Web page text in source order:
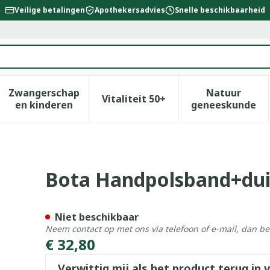
Veilige betalingen Apothekersadvies Snelle beschikbaarheid
verzorging en hygiëne categorie
voor Dieet, voeding en vitamines categorie
Zwangerschap
en kinderenToon submenu voor Zwangerschap en
Vitaliteit 50+Toon submenu voor
Natuur
geneeskunde
Toon
White N5
Bota
€ 32,80
Niet beschikbaar
Neem contact op met ons via telefoon of e-mail, dan